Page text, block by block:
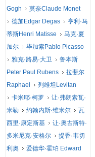
Gogh
莫奈Claude Monet
德加Edgar Degas
亨利·马
蒂斯Henri Matisse
马克·夏
加尔
毕加索Pablo Picasso
雅克·路易·大卫
鲁本斯
Peter Paul Rubens
拉斐尔
Raphael
列维坦Levitan
卡米耶·柯罗
让·弗朗索瓦·
米勒
约翰内斯·维米尔
瓦
西里·康定斯基
让·奥古斯特·
多米尼克·安格尔
提香·韦切
利奥
爱德华·霍珀 Edward